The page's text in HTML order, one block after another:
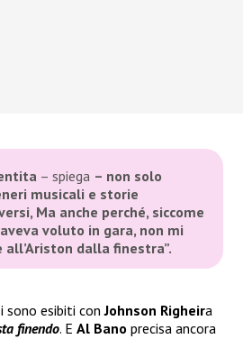
– spiega – non solo
musicali e storie
Ma anche perché, siccome
voluto in gara, non mi
dalla finestra”.
sono esibiti conJohnson Righeira
finendo. E Al Bano precisa ancora